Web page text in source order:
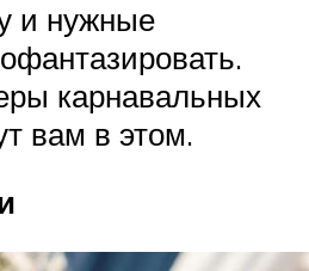
и нужные
карнавальных
вам в этом.